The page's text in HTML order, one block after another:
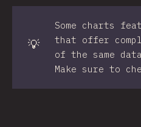
💡
Some charts
that offer
of the same
Make sure to